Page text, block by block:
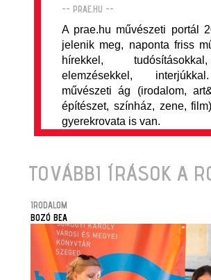
-- PRAE.HU --
A prae.hu művészeti portál
jelenik meg, naponta friss
hírekkel,
elemzésekkel,
művészeti ág (irodalom,
építészet, színház, zene,
gyerekrovata is van.
TOVÁBBI ÍRÁSOK A
IRODALOM
BOZÓ BEA